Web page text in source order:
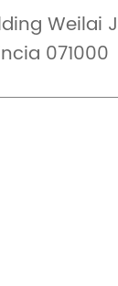
Weilai
071000